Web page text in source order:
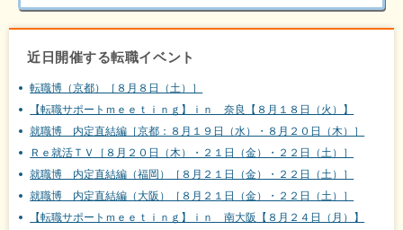
近日開催する転職イベント
転職博（京都）［８月８日（土）］
【転職サポートｍｅｅｔｉｎｇ】ｉｎ 奈良【８月１８日（火）】
就職博 内定直結編［京都：８月１９日（水）・８月２０日（木）］
Ｒｅ就活ＴＶ［８月２０日（木）・２１日（金）・２２日（土）］
就職博 内定直結編（福岡）［８月２１日（金）・２２日（土）］
就職博 内定直結編（大阪）［８月２１日（金）・２２日（土）］
【転職サポートｍｅｅｔｉｎｇ】ｉｎ 南大阪【８月２４日（月）】